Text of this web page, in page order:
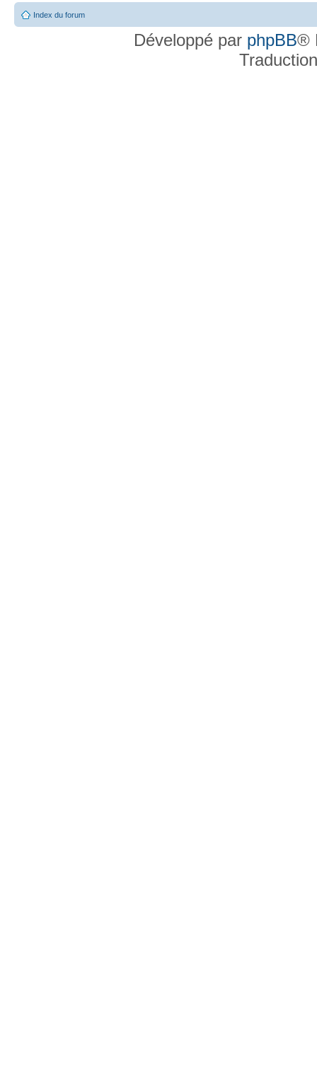
Index du forum
Développé par phpBB®